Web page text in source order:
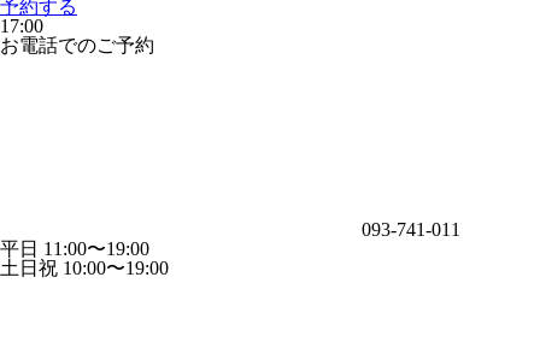
予約する
17:00
お電話でのご予約
093-741-011
平日 11:00〜19:00
土日祝 10:00〜19:00